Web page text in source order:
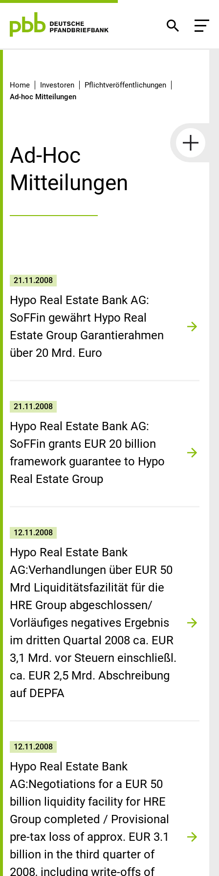
Home Investoren
Pflichtveröffentlichungen
Ad-hoc Mitteilungen
Ad-Hoc
Mitteilungen
21.11.2008
Hypo Real Estate Bank AG:
SoFFin gewährt Hypo Real
Estate Group Garantierahmen
über 20 Mrd. Euro
21.11.2008
Hypo Real Estate Bank AG:
SoFFin grants EUR 20 billion
framework guarantee to Hypo
Real Estate Group
12.11.2008
Hypo Real Estate Bank
AG:Verhandlungen über EUR 50
Mrd Liquiditätsfazilität für die
HRE Group abgeschlossen/
Vorläufiges negatives Ergebnis
im dritten Quartal 2008 ca. EUR
3,1 Mrd. vor Steuern einschließl.
ca. EUR 2,5 Mrd. Abschreibung
auf DEPFA
12.11.2008
Hypo Real Estate Bank
AG:Negotiations for a EUR 50
billion liquidity facility for HRE
Group completed / Provisional
pre-tax loss of approx. EUR 3.1
billion in the third quarter of
2008, including write-offs of